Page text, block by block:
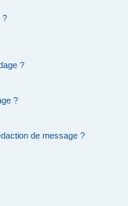
?
?
?
de message ?